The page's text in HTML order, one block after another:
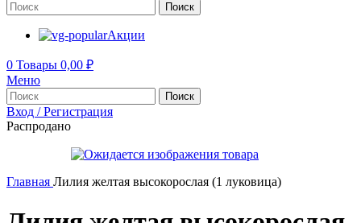
Поиск
Акции
0 Товары 0,00 ₽
Меню
Поиск
Вход / Регистрация
Распродано
Главная Лилия желтая высокорослая (1 луковица)